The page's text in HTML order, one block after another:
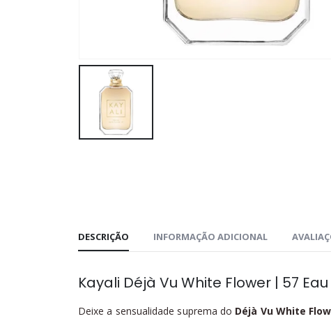
DESCRIÇÃO INFORMAÇÃO ADICIONAL
Kayali Déjà Vu White Flower | 57
Deixe a sensualidade suprema do Déjà Vu White